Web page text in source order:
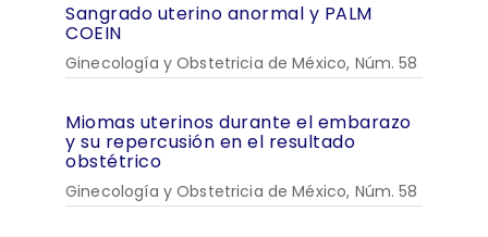
Sangrado uterino anormal y PALM
COEIN
Ginecología y Obstetricia de México, Núm. 58
Miomas uterinos durante el embarazo
y su repercusión en el resultado
obstétrico
Ginecología y Obstetricia de México, Núm. 58